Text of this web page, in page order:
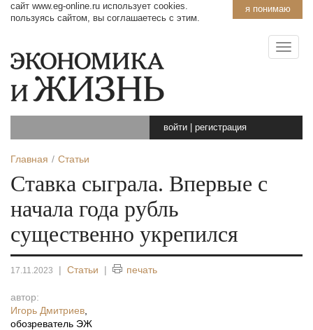
я понимаю
сайт www.eg-online.ru использует cookies.
пользуясь сайтом, вы соглашаетесь с этим.
войти регистрация
Главная Статьи
Ставка сыграла. Впервые с
начала года рубль
существенно укрепился
17.11.2023 | Статьи | печать
автор:
Игорь Дмитриев
обозреватель ЭЖ